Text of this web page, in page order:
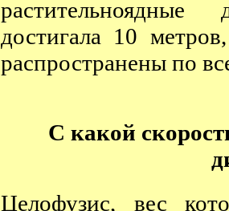
достигала 10
распространены по
С какой
Целофузис, вес